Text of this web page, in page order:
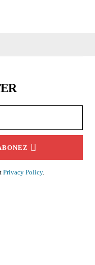
Privacy Policy.